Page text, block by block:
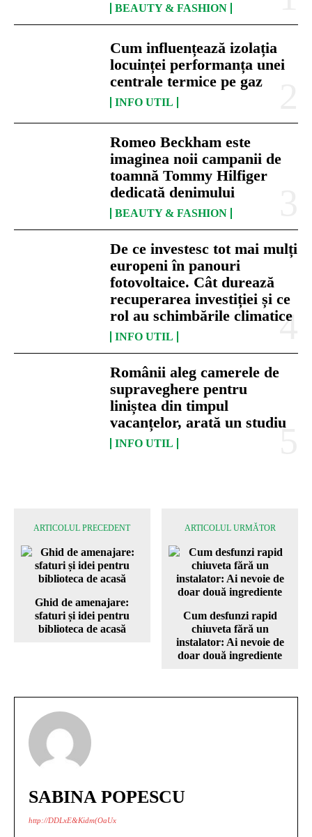
BEAUTY & FASHION
Cum influențează izolația
locuinței performanța unei
centrale termice pe gaz
INFO UTIL
Romeo Beckham este
imaginea noii campanii de
toamnă Tommy Hilfiger
dedicată denimului
BEAUTY & FASHION
De ce investesc tot mai mulți
europeni în panouri
fotovoltaice. Cât durează
recuperarea investiției și ce
rol au schimbările climatice
INFO UTIL
Românii aleg camerele de
supraveghere pentru
liniștea din timpul
vacanțelor, arată un studiu
INFO UTIL
ARTICOLUL PRECEDENT
Ghid de amenajare:
sfaturi și idei pentru
biblioteca de acasă
ARTICOLUL URMĂTOR
Cum desfunzi rapid
chiuveta fără un
instalator: Ai nevoie de
doar două ingrediente
SABINA POPESCU
http://DDLxE&Kidm(OaUx